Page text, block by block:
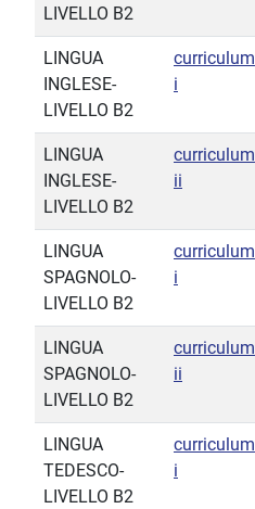
LIVELLO B2
LINGUA
INGLESE-
LIVELLO B2
curriculum
i
LINGUA
INGLESE-
LIVELLO B2
curriculum
ii
LINGUA
SPAGNOLO-
LIVELLO B2
curriculum
i
LINGUA
SPAGNOLO-
LIVELLO B2
curriculum
ii
LINGUA
TEDESCO-
LIVELLO B2
curriculum
i